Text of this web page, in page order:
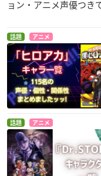
ョン・アニメ声優つき
話題 アニメ
話題 アニメ